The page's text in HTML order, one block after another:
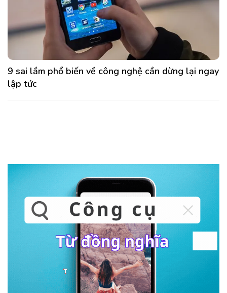
9 sai lầm phổ biến về công nghệ cần dừng lại ngay
lập tức